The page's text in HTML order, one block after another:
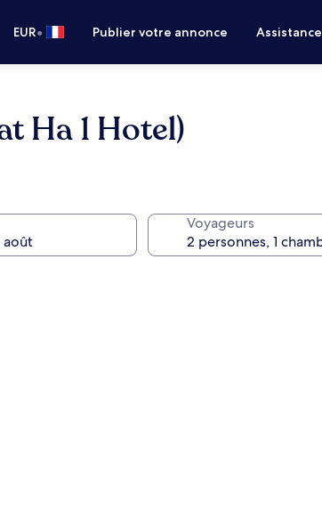
EUR• Publier votre annonce Assistance
Ha 1 Hotel)
Voyageurs